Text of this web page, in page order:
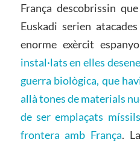
França descobrissin
Euskadi serien
enorme exèrcit
instal·lats en elles
guerra biològica, que
allà tones de materials
de ser emplaçats
frontera amb França.